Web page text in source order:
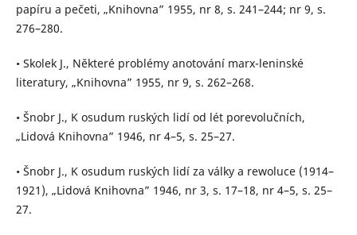
papíru a pečeti, „Knihovna” 1955, nr 8, s. 241–244; nr 9, s.
276–280.
• Skolek J., Některé problémy anotování marx-leninské
literatury, „Knihovna” 1955, nr 9, s. 262–268.
• Šnobr J., K osudum ruských lidí od lét porevolučních,
„Lidová Knihovna” 1946, nr 4–5, s. 25–27.
• Šnobr J., K osudum ruských lidí za války a rewoluce (1914–
1921), „Lidová Knihovna” 1946, nr 3, s. 17–18, nr 4–5, s. 25–
27.